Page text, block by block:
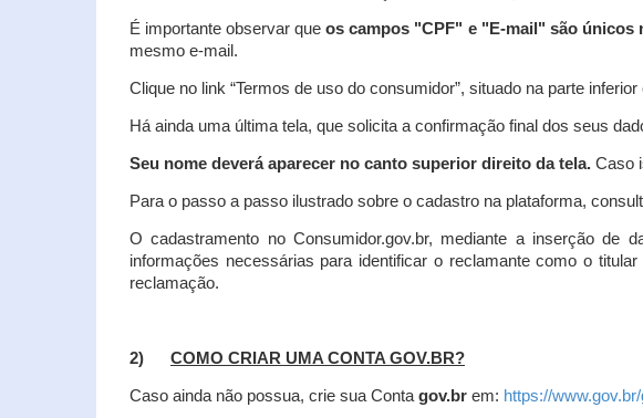
É importante observar queos campos "CPF" e "E-mail" são únicos
mesmo e-mail.
Clique no link “Termos de uso do consumidor”, situado na parte
Há ainda uma última tela, que solicita a confirmação final dos seus
Seu nome deverá aparecer no canto superior direito da tela. Caso
Para o passo a passo ilustrado sobre o cadastro na plataforma,
O cadastramento no Consumidor.gov.br, mediante a inserção
informações necessárias para identificar o reclamante como o
reclamação.
2) COMO CRIAR UMA CONTA GOV.BR?
Caso ainda não possua, crie sua Conta gov.br em: https://